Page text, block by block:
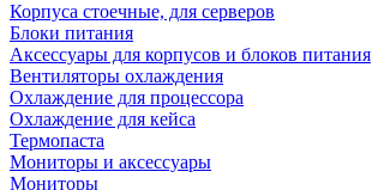
Корпуса стоечные, для серверов
Блоки питания
Аксессуары для корпусов и блоков питания
Вентиляторы охлаждения
Охлаждение для процессора
Охлаждение для кейса
Термопаста
Мониторы и аксессуары
Мониторы